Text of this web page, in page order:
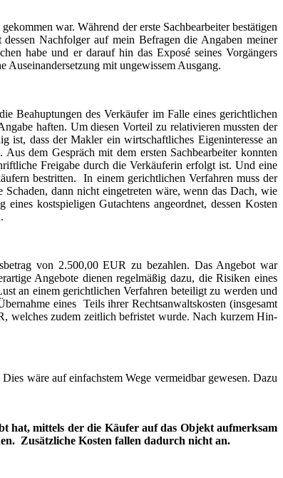
war. Während der erste Sachbearbeiter bestätigen
Nachfolger auf mein Befragen die Angaben meiner
habe und er darauf hin das Exposé seines Vorgängers
Auseinandersetzung mit ungewissem Ausgang.
Beahuptungen des Verkäufer im Falle eines gerichtlichen
haften. Um diesen Vorteil zu relativieren mussten der
ist, dass der Makler ein wirtschaftliches Eigeninteresse an
dem Gespräch mit dem ersten Sachbearbeiter konnten
Freigabe durch die Verkäuferin erfolgt ist. Und eine
bestritten. In einem gerichtlichen Verfahren muss der
dann nicht eingetreten wäre, wenn das Dach, wie
kostspieligen Gutachtens angeordnet, dessen Kosten
von 2.500,00 EUR zu bezahlen. Das Angebot war
Angebote dienen regelmäßig dazu, die Risiken eines
an einem gerichtlichen Verfahren beteiligt zu werden und
eines Teils ihrer Rechtsanwaltskosten (insgesamt
welches zudem zeitlich befristet wurde. Nach kurzem Hin-
wäre auf einfachstem Wege vermeidbar gewesen. Dazu
hat, mittels der die Käufer auf das Objekt aufmerksam
Zusätzliche Kosten fallen dadurch nicht an.